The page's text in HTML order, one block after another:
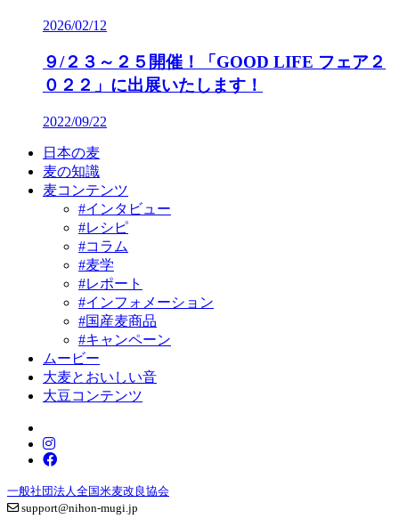
2026/02/12
９/２３～２５開催！「GOOD LIFE フェア２
０２２」に出展いたします！
2022/09/22
日本の麦
麦の知識
麦コンテンツ
#インタビュー
#レシピ
#コラム
#麦学
#レポート
#インフォメーション
#国産麦商品
#キャンペーン
ムービー
大麦とおいしい音
大豆コンテンツ
一般社団法人全国米麦改良協会
support@nihon-mugi.jp